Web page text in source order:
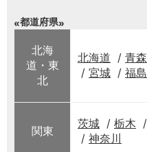
都道府県
北海
道・東
北
北海道 青森
宮城
福島
関東
茨城 栃木
神奈川